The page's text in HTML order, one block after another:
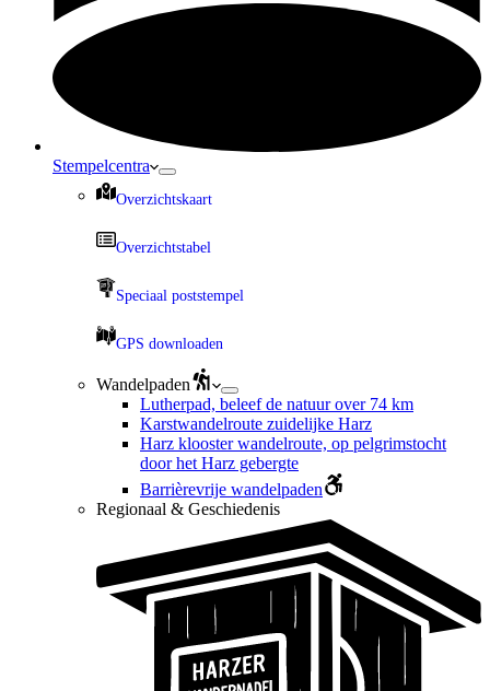
Stempelcentra
Overzichtskaart
Overzichtstabel
Speciaal poststempel
GPS downloaden
Wandelpaden
Lutherpad, beleef de natuur over 74 km
Karstwandelroute zuidelijke Harz
Harz klooster wandelroute, op pelgrimstocht
door het Harz gebergte
Barrièrevrije wandelpaden
Regionaal & Geschiedenis